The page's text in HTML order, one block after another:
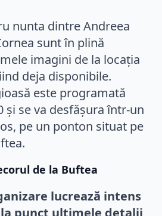
nunta dintre Andreea
sunt în plină
imagini de la locația
deja disponibile.
este programată
și se va desfășura într-un
pe un ponton situat pe
de la Buftea
lucrează intens
punct ultimele detalii